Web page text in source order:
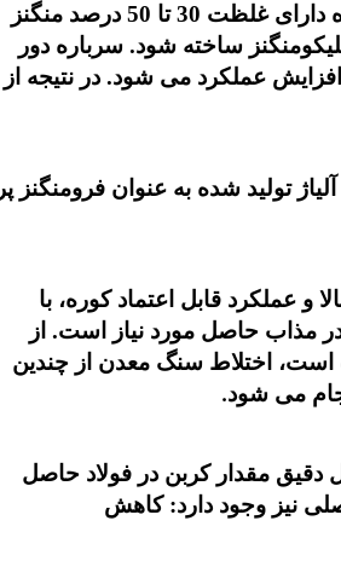
باعث افزایش فعالیت منگنز نمی شود. در نتیجه سرباره باقیمانده دارای غلظت 30 تا 50 درصد منگنز
ساخته شود. سرباره دور
5 درصد است که باعث افزایش عملکرد می شود. در نتیجه از
تولید شده به عنوان فرومنگنز پر
عملکرد قابل اعتماد کوره، با
مذاب حاصل مورد نیاز است. از
است، اختلاط سنگ معدن از چندین
می شود.
دقیق مقدار کربن در فولاد حاصل
نیز وجود دارد: کاهش